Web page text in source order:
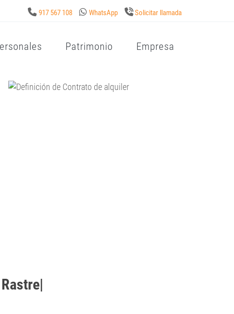
917 567 108 WhatsApp Solicitar llamada
Patrimonio Empresa